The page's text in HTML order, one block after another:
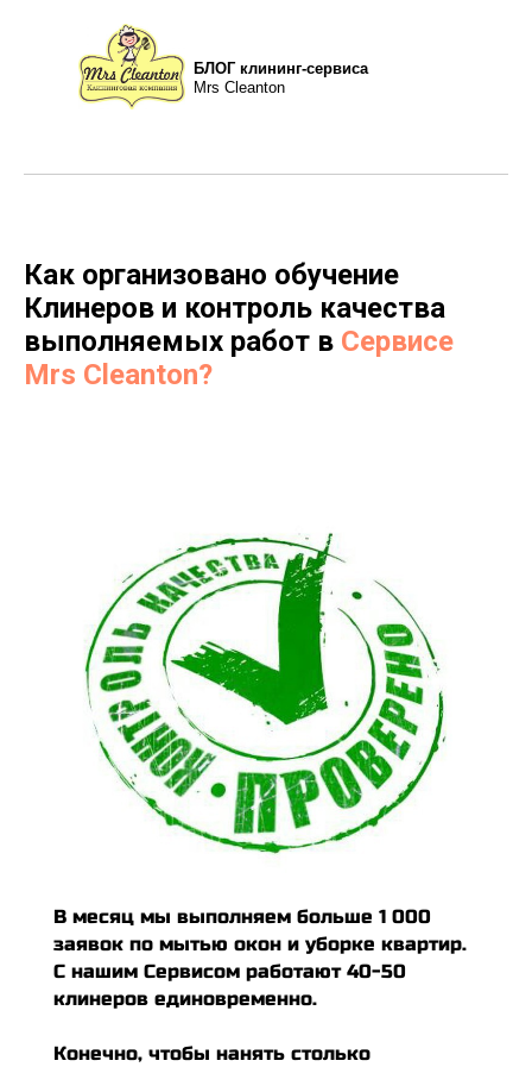
БЛОГ клининг-сервиса
Mrs Cleanton
Как организовано обучение
Клинеров и контроль качества
выполняемых работ в Сервисе
Mrs Cleanton?
В месяц мы выполняем больше 1 000
заявок по мытью окон и уборке квартир.
С нашим Сервисом работают 40-50
клинеров единовременно.
Конечно, чтобы нанять столько